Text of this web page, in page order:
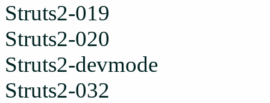
Struts2-019
Struts2-020
Struts2-devmode
Struts2-032